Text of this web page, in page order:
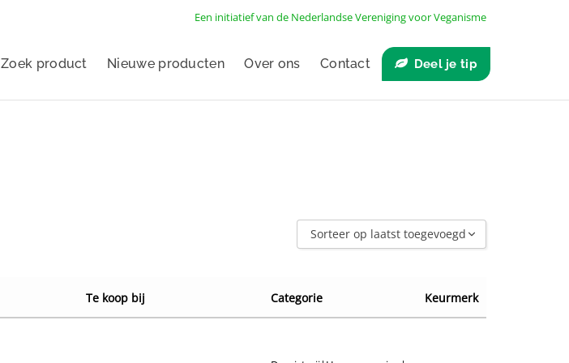
Een initiatief van de Nederlandse Vereniging voor Veganisme
Zoek product Nieuwe producten Over ons Contact Deel je tip
Sorteer op laatst toegevoegd
Sorteer op naam A - Z
Sorteer op naam Z - A
Te koop bij Categorie Keurmerk